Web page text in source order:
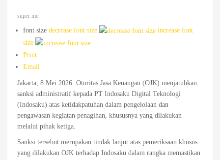
super me
font size decrease font size
increase font
size
Print
Email
Jakarta, 8 Mei 2026. Otoritas Jasa Keuangan (OJK) menjatuhkan
sanksi administratif kepada PT Indosaku Digital Teknologi
(Indosaku) atas ketidakpatuhan dalam pengelolaan dan
pengawasan kegiatan penagihan, khususnya yang dilakukan
melalui pihak ketiga.
Sanksi tersebut merupakan tindak lanjut atas pemeriksaan khusus
yang dilakukan OJK terhadap Indosaku dalam rangka memastikan